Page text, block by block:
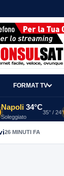
FORMAT TV
Napoli 34°C
Soleggiato
35° / 24°
26 MINUTI FA